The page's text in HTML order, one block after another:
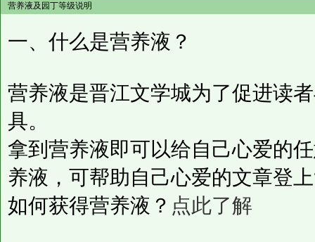
营养液及园丁等级说明
一、什么是营养液？
营养液是晋江文学城为了促进读
具。
拿到营养液即可以给自己心爱的
养液，可帮助自己心爱的文章登
如何获得营养液？ 点此了解